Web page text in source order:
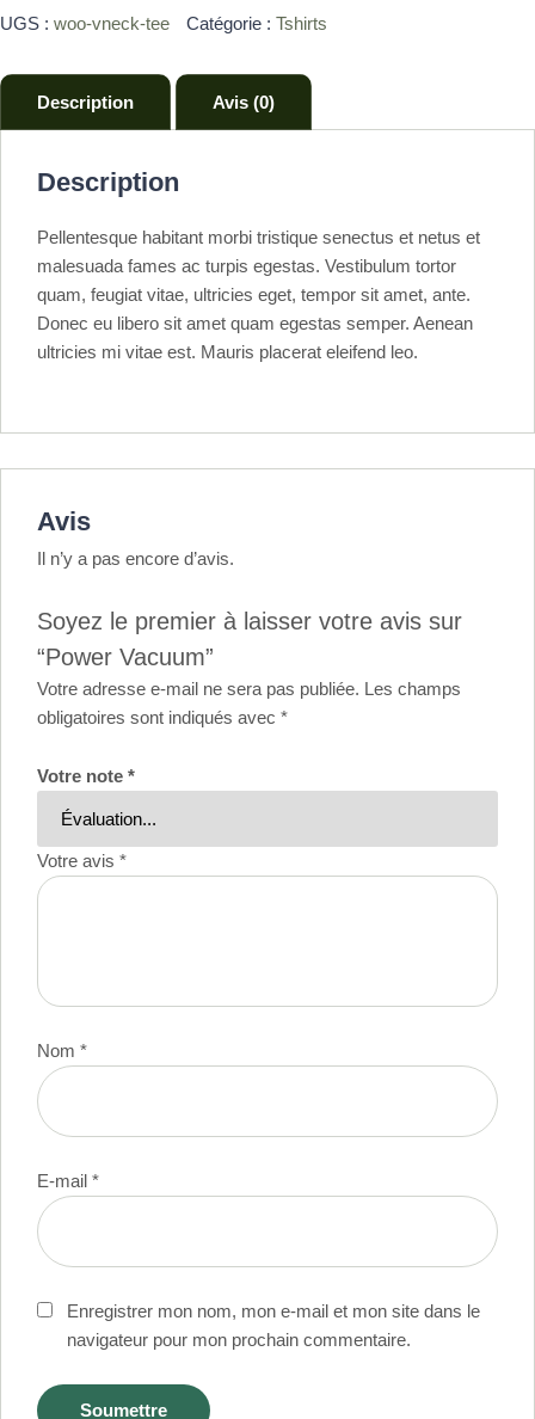
UGS : woo-vneck-tee Catégorie : Tshirts
Description Avis (0)
Description
Pellentesque habitant morbi tristique senectus et netus et
malesuada fames ac turpis egestas. Vestibulum tortor
quam, feugiat vitae, ultricies eget, tempor sit amet, ante.
Donec eu libero sit amet quam egestas semper. Aenean
ultricies mi vitae est. Mauris placerat eleifend leo.
Avis
Il n’y a pas encore d’avis.
Soyez le premier à laisser votre avis sur
“Power Vacuum”
Votre adresse e-mail ne sera pas publiée. Les champs
obligatoires sont indiqués avec *
Votre note *
Votre avis *
Nom *
E-mail *
Enregistrer mon nom, mon e-mail et mon site dans le
navigateur pour mon prochain commentaire.